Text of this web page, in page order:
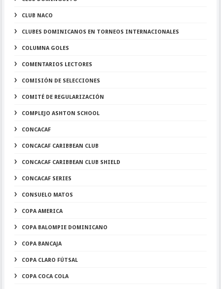
CLUB NACO
CLUBES DOMINICANOS EN TORNEOS INTERNACIONALES
COLUMNA GOLES
COMENTARIOS LECTORES
COMISIÓN DE SELECCIONES
COMITÉ DE REGULARIZACIÓN
COMPLEJO ASHTON SCHOOL
CONCACAF
CONCACAF CARIBBEAN CLUB
CONCACAF CARIBBEAN CLUB SHIELD
CONCACAF SERIES
CONSUELO MATOS
COPA AMERICA
COPA BALOMPIE DOMINICANO
COPA BANCAJA
COPA CLARO FÚTSAL
COPA COCA COLA